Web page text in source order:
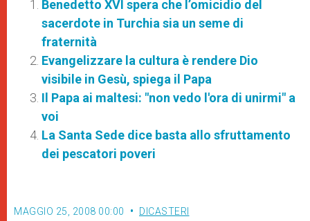
Benedetto XVI spera che l’omicidio del
sacerdote in Turchia sia un seme di
fraternità
Evangelizzare la cultura è rendere Dio
visibile in Gesù, spiega il Papa
Il Papa ai maltesi: "non vedo l'ora di unirmi" a
voi
La Santa Sede dice basta allo sfruttamento
dei pescatori poveri
MAGGIO 25, 2008 00:00 DICASTERI